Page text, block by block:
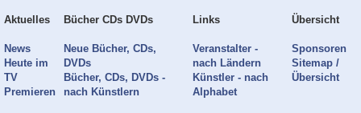
Aktuelles
News
Heute im
TV
Premieren
Bücher CDs DVDs
Neue Bücher, CDs,
DVDs
Bücher, CDs, DVDs -
nach Künstlern
Links
Veranstalter -
nach Ländern
Künstler - nach
Alphabet
Übersicht
Sponsoren
Sitemap /
Übersicht